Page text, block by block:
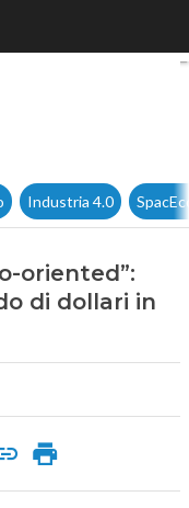
più “telco-
Industria 4.0
oriented”:
di dollari in